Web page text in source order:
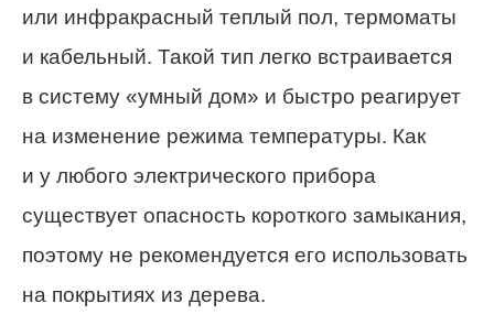
или инфракрасный теплый пол, термоматы
и кабельный. Такой тип легко встраивается
в систему «умный дом» и быстро реагирует
на изменение режима температуры. Как
и у любого электрического прибора
существует опасность короткого замыкания,
поэтому не рекомендуется его использовать
на покрытиях из дерева.